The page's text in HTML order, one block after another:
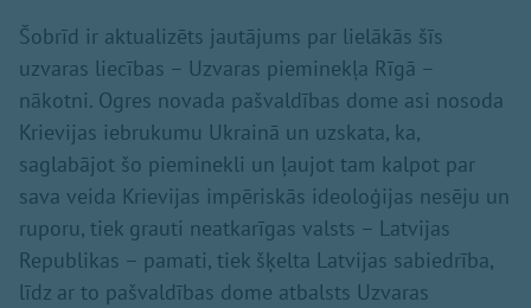
Šobrīd ir aktualizēts jautājums par lielākās šīs
uzvaras liecības – Uzvaras pieminekļa Rīgā –
nākotni. Ogres novada pašvaldības dome asi nosoda
Krievijas iebrukumu Ukrainā un uzskata, ka,
saglabājot šo pieminekli un ļaujot tam kalpot par
sava veida Krievijas impēriskās ideoloģijas nesēju un
ruporu, tiek grauti neatkarīgas valsts – Latvijas
Republikas – pamati, tiek šķelta Latvijas sabiedrība,
līdz ar to pašvaldības dome atbalsts Uzvaras